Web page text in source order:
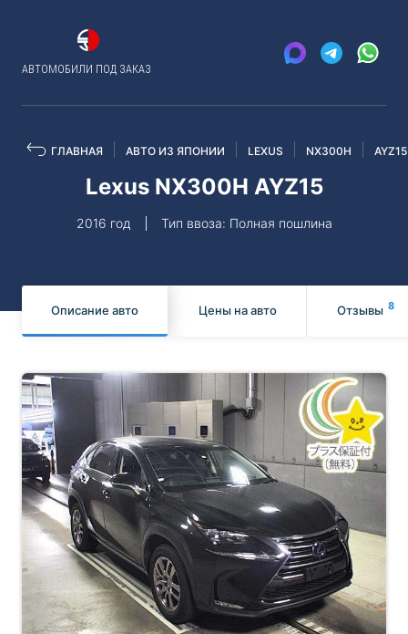
АВТОМОБИЛИ ПОД ЗАКАЗ
ГЛАВНАЯ АВТО ИЗ ЯПОНИИ LEXUS NX300H AYZ15
Lexus NX300H AYZ15
2016 год Тип ввоза: Полная пошлина
Описание авто Цены на авто Отзывы 8